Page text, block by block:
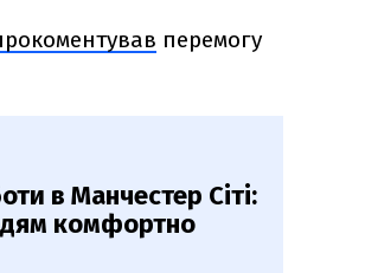
перемогу
в Манчестер Сіті:
комфортно